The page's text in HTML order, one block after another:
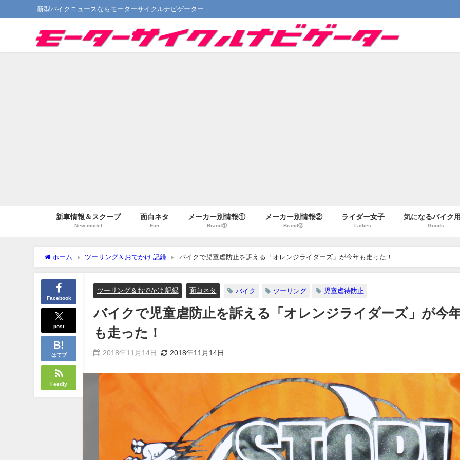
新型バイクニュースならモーターサイクルナビゲーター
新車情報＆スクープ
New model
面白ネタ
Fun
メーカー別情報①
Brand①
メーカー別情報②
Brand②
ライダー女子
Ladies
気になるバイク
Goods
ホーム ツーリング＆おでかけ 記録 バイクで児童虐防止を訴える「オレンジライダーズ」が今年も走った！
Facebook
post
はてブ
Feedly
ツーリング＆おでかけ 記録 面白ネタ バイク ツーリング 児童虐待防止
バイクで児童虐防止を訴える「オレンジライダーズ」が今
も走った！
2018年11月14日 2018年11月14日